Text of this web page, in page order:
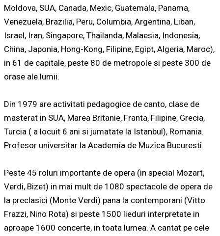
Moldova, SUA, Canada, Mexic, Guatemala, Panama,
Venezuela, Brazilia, Peru, Columbia, Argentina, Liban,
Israel, Iran, Singapore, Thailanda, Malaesia, Indonesia,
China, Japonia, Hong-Kong, Filipine, Egipt, Algeria, Maroc),
in 61 de capitale, peste 80 de metropole si peste 300 de
orase ale lumii.
Din 1979 are activitati pedagogice de canto, clase de
masterat in SUA, Marea Britanie, Franta, Filipine, Grecia,
Turcia ( a locuit 6 ani si jumatate la Istanbul), Romania.
Profesor universitar la Academia de Muzica Bucuresti.
Peste 45 roluri importante de opera (in special Mozart,
Verdi, Bizet) in mai mult de 1080 spectacole de opera de
la preclasici (Monte Verdi) pana la contemporani (Vitto
Frazzi, Nino Rota) si peste 1500 lieduri interpretate in
aproape 1600 concerte, in toata lumea. A cantat pe cele